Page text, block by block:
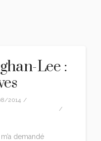
Lee :
2014
demandé